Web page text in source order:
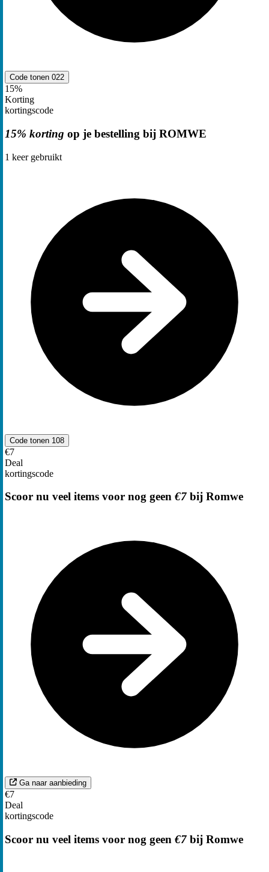
Code tonen 022
15%
Korting
kortingscode
15% korting op je bestelling bij ROMWE
1 keer gebruikt
Code tonen 108
€7
Deal
kortingscode
Scoor nu veel items voor nog geen €7 bij Romwe
Ga naar aanbieding
€7
Deal
kortingscode
Scoor nu veel items voor nog geen €7 bij Romwe